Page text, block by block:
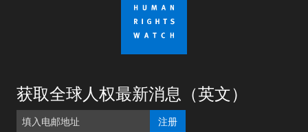
获取全球人权最新消息（英文）
注册